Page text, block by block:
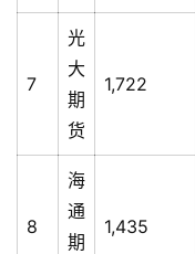
7
光
大
期
货
1,722
8
海
通
期
1,435